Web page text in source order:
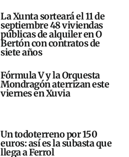
La Xunta sorteará el 11 de
septiembre 48 viviendas
públicas de alquiler en O
Bertón con contratos de
siete años
Fórmula V y la Orquesta
Mondragón aterrizan este
viernes en Xuvia
Un todoterreno por 150
euros: así es la subasta que
llega a Ferrol